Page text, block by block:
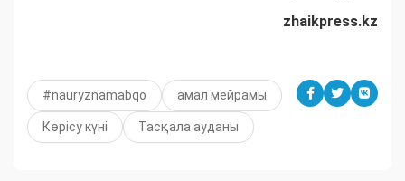
zhaikpress.kz
#nauryznamabqo амал мейрамы
Көрісу күні Тасқала ауданы